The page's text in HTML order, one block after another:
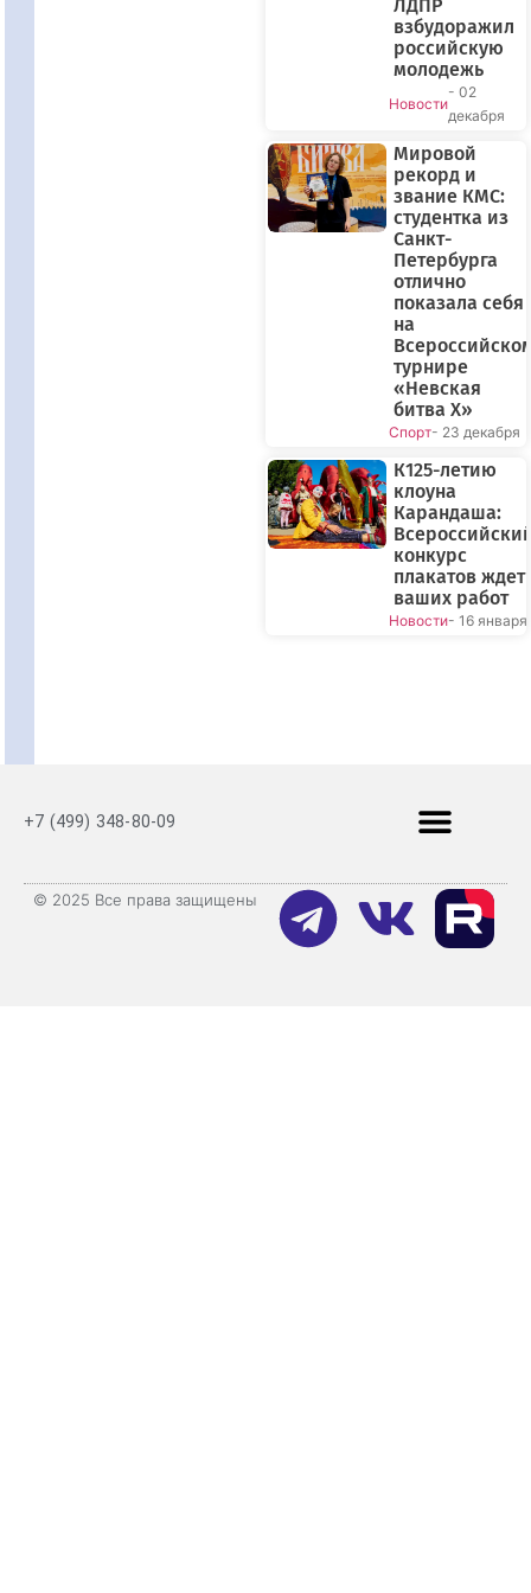
ЛДПР
взбудоражил
российскую
молодежь
Новости
- 02
декабря
Мировой
рекорд и
звание КМС:
студентка из
Санкт-
Петербурга
отлично
показала себя
на
турнире
«Невская
битва X»
Спорт- 23 декабря
К125-летию
клоуна
Карандаша:
конкурс
плакатов ждет
ваших работ
Новости- 16 января
+7 (499) 348-80-09
© 2025 Все права защищены